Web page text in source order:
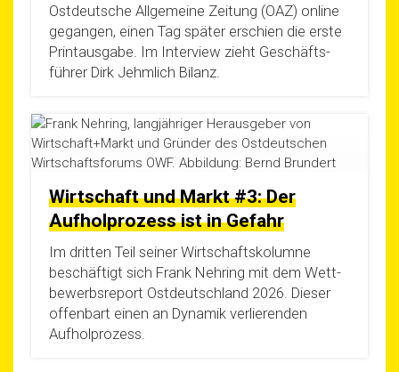
Ost­deut­sche All­ge­mei­ne Zei­tung (OAZ) online
gegan­gen, einen Tag spä­ter erschien die ers­te
Print­aus­ga­be. Im Inter­view zieht Geschäfts­
füh­rer Dirk Jehm­lich Bilanz.
Wirtschaft und Markt #3: Der
Aufholprozess ist in Gefahr
Im drit­ten Teil sei­ner Wirt­schafts­ko­lum­ne
beschäf­tigt sich Frank Neh­ring mit dem Wett­
be­werbs­re­port Ost­deutsch­land 2026. Die­ser
offen­bart einen an Dyna­mik ver­lie­ren­den
Aufholprozess.